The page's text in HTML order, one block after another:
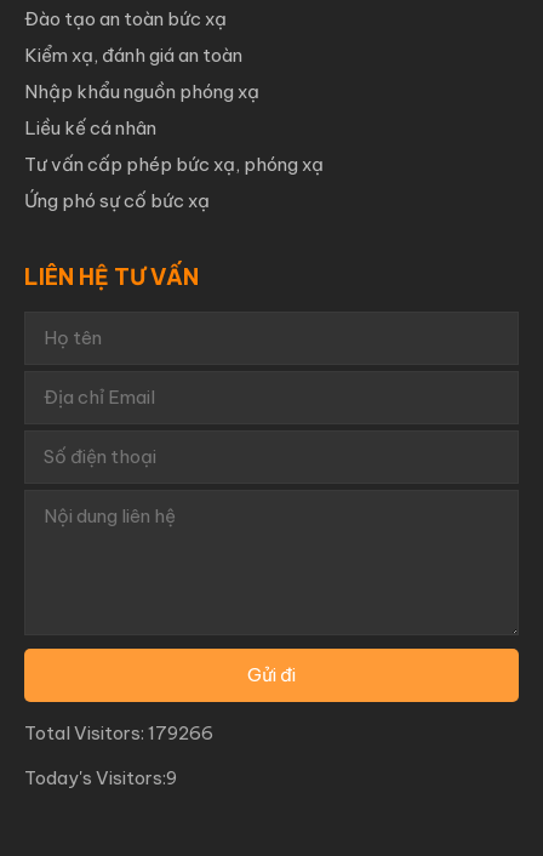
Đào tạo an toàn bức xạ
Kiểm xạ, đánh giá an toàn
Nhập khẩu nguồn phóng xạ
Liều kế cá nhân
Tư vấn cấp phép bức xạ, phóng xạ
Ứng phó sự cố bức xạ
LIÊN HỆ TƯ VẤN
Total Visitors: 179266
Today's Visitors:9